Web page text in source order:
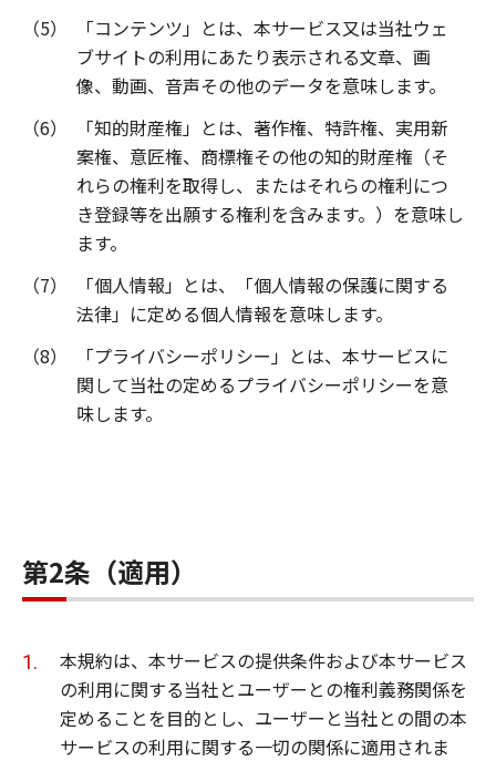
（5）
「コンテンツ」とは、本サービス又は当社ウェ
ブサイトの利用にあたり表示される文章、画
像、動画、音声その他のデータを意味します。
（6）
「知的財産権」とは、著作権、特許権、実用新
案権、意匠権、商標権その他の知的財産権（そ
れらの権利を取得し、またはそれらの権利につ
き登録等を出願する権利を含みます。）を意味し
ます。
（7）
「個人情報」とは、「個人情報の保護に関する
法律」に定める個人情報を意味します。
（8）
「プライバシーポリシー」とは、本サービスに
関して当社の定めるプライバシーポリシーを意
味します。
第2条（適用）
本規約は、本サービスの提供条件および本サービス
の利用に関する当社とユーザーとの権利義務関係を
定めることを目的とし、ユーザーと当社との間の本
サービスの利用に関する一切の関係に適用されま